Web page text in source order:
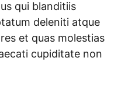
qui blanditiis
deleniti atque
et quas molestias
cupiditate non